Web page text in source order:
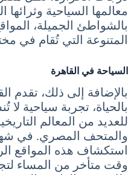
معالمها السياحية وثرائها
بالشواطئ الجميلة،
المتنوعة التي تُقام في
السياحة في القاهرة
بالإضافة إلى ذلك، تقدم
بالحياة، تجربة سياحية لا
للعديد من المعالم
والمتحف المصري. في شهر
استكشاف هذه المواقع
وقت متأخر من المساء